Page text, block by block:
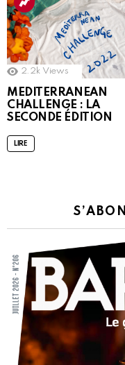
2.2k Views
MEDITERRANEAN
CHALLENGE : LA
SECONDE ÉDITION
LIRE